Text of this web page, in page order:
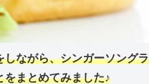
ながら、シンガーソングラ
をまとめてみました♪